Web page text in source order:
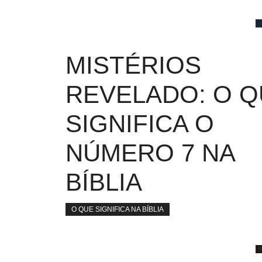
MISTÉRIOS
REVELADO: O
SIGNIFICA O
NÚMERO 7 NA
BÍBLIA
O QUE SIGNIFICA NA BÍBLIA